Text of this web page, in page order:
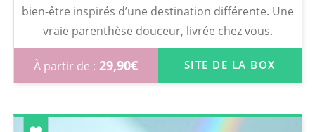
bien-être inspirés d’une destination différente. Une
vraie parenthèse douceur, livrée chez vous.
29,90€ SITE DE LA BOX